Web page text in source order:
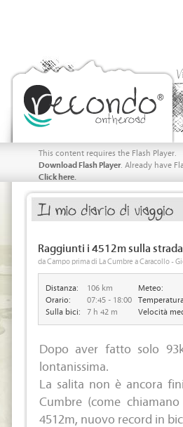
This content requires the Flash Player.
Download Flash Player. Already have
Click here.
Raggiunti i 4512m sulla
da Campo prima di La Cumbre a Caracollo -
Distanza:
Orario:
Sulla bici:
106 km
07:45 - 18:00
7 h 42 m
Meteo:
Velocità
Dopo aver fatto solo
lontanissima.
La salita non è ancora
Cumbre (come
4512m, nuovo record in